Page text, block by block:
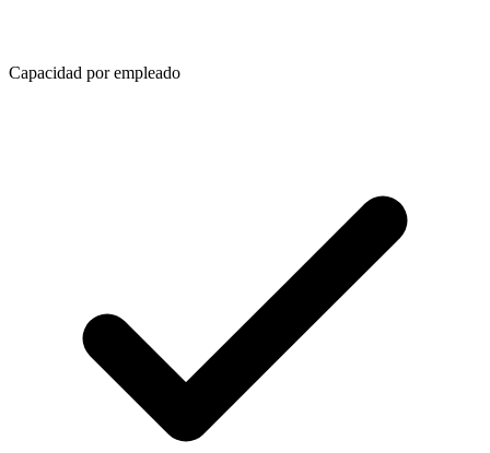
Capacidad por empleado